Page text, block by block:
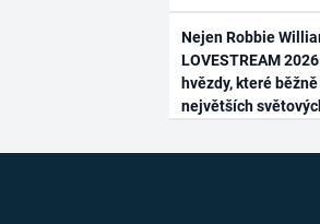
Nejen Robbie
LOVESTREAM
hvězdy, které
největších